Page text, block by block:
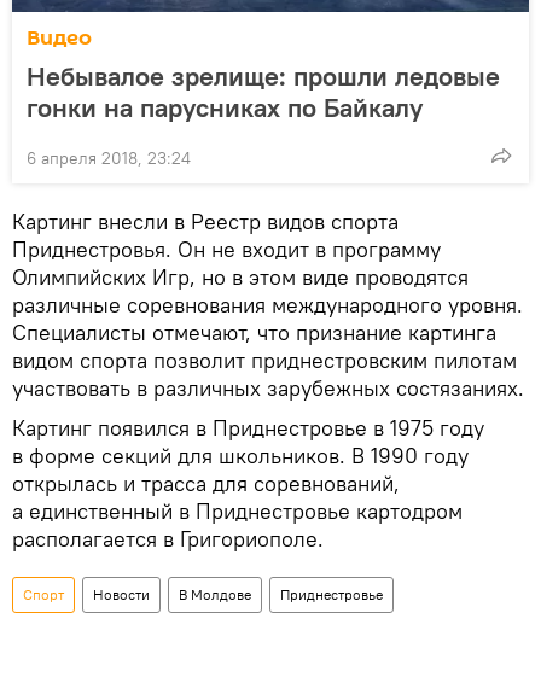
Видео
Небывалое зрелище: прошли ледовые
гонки на парусниках по Байкалу
6 апреля 2018, 23:24
Картинг внесли в Реестр видов спорта
Приднестровья. Он не входит в программу
Олимпийских Игр, но в этом виде проводятся
различные соревнования международного уровня.
Специалисты отмечают, что признание картинга
видом спорта позволит приднестровским пилотам
участвовать в различных зарубежных состязаниях.
Картинг появился в Приднестровье в 1975 году
в форме секций для школьников. В 1990 году
открылась и трасса для соревнований,
а единственный в Приднестровье картодром
располагается в Григориополе.
Спорт Новости В Молдове Приднестровье